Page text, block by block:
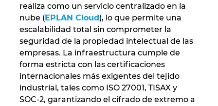
realiza como un servicio centralizado en la
nube ( EPLAN Cloud), lo que permite una
escalabilidad total sin comprometer la
seguridad de la propiedad intelectual de las
empresas. La infraestructura cumple de
forma estricta con las certificaciones
internacionales más exigentes del tejido
industrial, tales como ISO 27001, TISAX y
SOC-2, garantizando el cifrado de extremo a
Thailand
Turkey
Ukraine
United Arab Emirates